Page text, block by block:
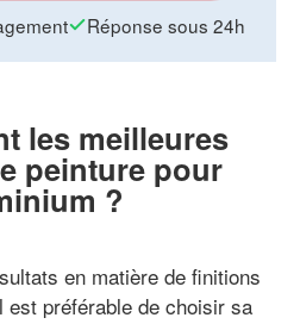
Réponse sous 24h
les meilleures
peinture pour
?
en matière de finitions
préférable de choisir sa